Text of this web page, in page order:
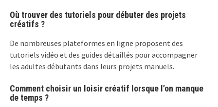
Où trouver des tutoriels pour débuter des projets
créatifs ?
De nombreuses plateformes en ligne proposent des
tutoriels vidéo et des guides détaillés pour accompagner
les adultes débutants dans leurs projets manuels.
Comment choisir un loisir créatif lorsque l’on manque
de temps ?